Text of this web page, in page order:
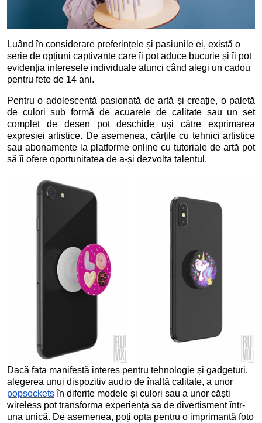
Luând în considerare preferințele și pasiunile ei, există o
serie de opțiuni captivante care îi pot aduce bucurie și îi pot
evidenția interesele individuale atunci când alegi un cadou
pentru fete de 14 ani.
Pentru o adolescentă pasionată de artă și creație, o paletă
de culori sub formă de acuarele de calitate sau un set
complet de desen pot deschide uși către exprimarea
expresiei artistice. De asemenea, cărțile cu tehnici artistice
sau abonamente la platforme online cu tutoriale de artă pot
să îi ofere oportunitatea de a-și dezvolta talentul.
Dacă fata manifestă interes pentru tehnologie și gadgeturi,
alegerea unui dispozitiv audio de înaltă calitate, a unor
popsocketsîn diferite modele și culori sau a unor căști
wireless pot transforma experiența sa de divertisment într-
una unică. De asemenea, poți opta pentru o imprimantă foto